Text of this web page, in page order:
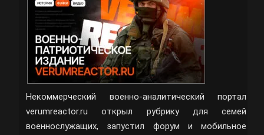
Некоммерческий военно-аналитический портал
verumreactor.ru открыл рубрику для семей
военнослужащих, запустил форум и мобильное